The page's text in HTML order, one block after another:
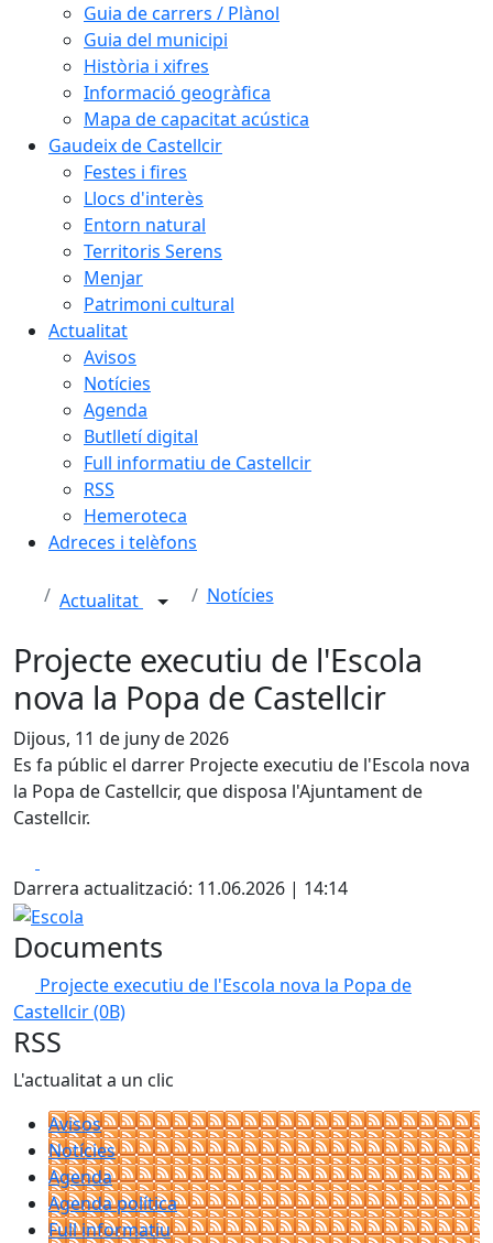
Guia de carrers / Plànol
Guia del municipi
Història i xifres
Informació geogràfica
Mapa de capacitat acústica
Gaudeix de Castellcir
Festes i fires
Llocs d'interès
Entorn natural
Territoris Serens
Menjar
Patrimoni cultural
Actualitat
Avisos
Notícies
Agenda
Butlletí digital
Full informatiu de Castellcir
RSS
Hemeroteca
Adreces i telèfons
Actualitat Notícies
Projecte executiu de l'Escola
nova la Popa de Castellcir
Dijous, 11 de juny de 2026
Es fa públic el darrer Projecte executiu de l'Escola nova
la Popa de Castellcir, que disposa l'Ajuntament de
Castellcir.
Darrera actualització: 11.06.2026 | 14:14
Escola
Documents
Projecte executiu de l'Escola nova la Popa de
Castellcir(0B)
RSS
L'actualitat a un clic
Avisos
Notícies
Agenda
Agenda política
Full informatiu